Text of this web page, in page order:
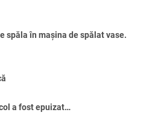
spăla în mașina de spălat vase.
a fost epuizat…